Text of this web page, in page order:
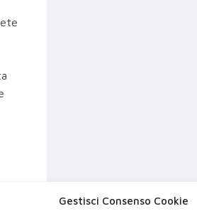
Gestisci Consenso Cookie